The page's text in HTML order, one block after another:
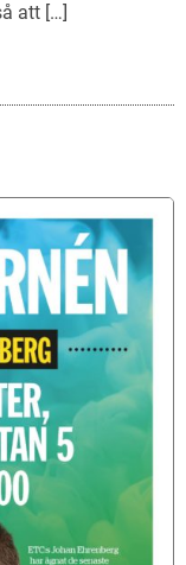
att […]